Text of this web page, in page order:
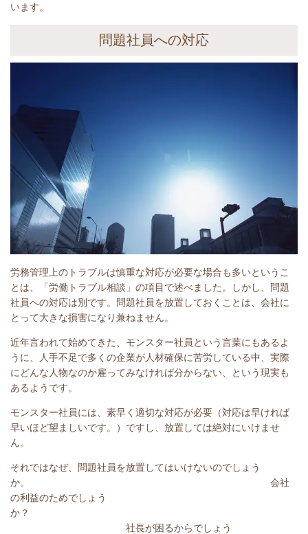
います。
問題社員への対応
労務管理上のトラブルは慎重な対応が必要な場合も多いというこ
とは、「労働トラブル相談」の項目で述べました。しかし、問題
社員への対応は別です。問題社員を放置しておくことは、会社に
とって大きな損害になり兼ねません。
近年言われて始めてきた、モンスター社員という言葉にもあるよ
うに、人手不足で多くの企業が人材確保に苦労している中、実際
にどんな人物なのか雇ってみなければ分からない、という現実も
あるようです。
モンスター社員には、素早く適切な対応が必要（対応は早ければ
早いほど望ましいです。）ですし、放置しては絶対にいけませ
ん。
それではなぜ、問題社員を放置してはいけないのでしょう
か。 会社
の利益のためでしょう
か？
社長が困るからでしょう